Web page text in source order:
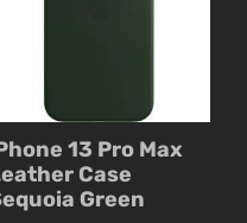
13 Pro Max
Case
Green